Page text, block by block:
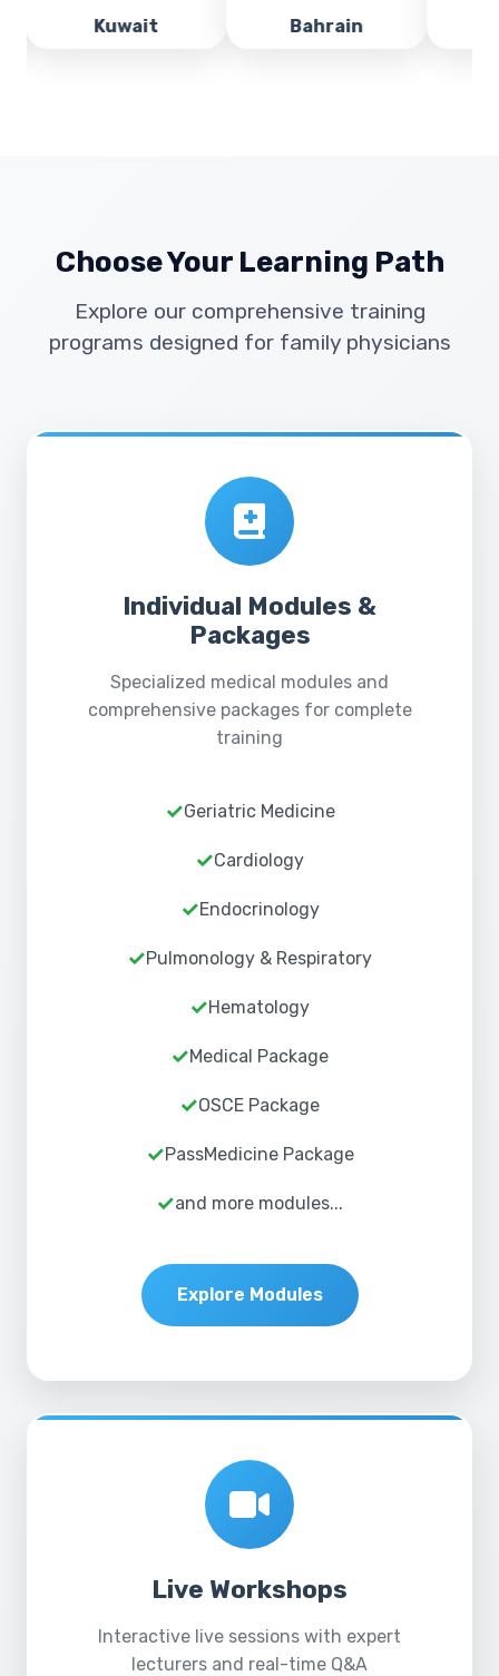
Choose Your Learning Path
Explore our comprehensive training
programs designed for family physicians
Individual Modules &
Packages
Specialized medical modules and
comprehensive packages for complete
training
Geriatric Medicine
Cardiology
Endocrinology
Pulmonology & Respiratory
Hematology
Medical Package
OSCE Package
PassMedicine Package
and more modules...
Explore Modules
Live Workshops
Interactive live sessions with expert
lecturers and real-time Q&A